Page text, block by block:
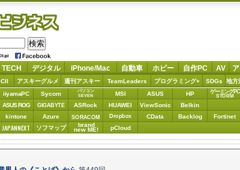
ネス
TECH デジタル iPhone/Mac 自動車 ホビー 自作PC AV
アスキーグルメ 週刊アスキー TeamLeaders プログラミング+ SDGs 地方
iiyamaPC Sycom
パソコン
SEVEN
MSI ASUS HP ゲーミングPC
STORM
ASUS ROG GIGABYTE ASRock HUAWEI ViewSonic Belkin
kintone Azure SORACOM Dropbox CData Backlog Fortinet
JAPANNEXT ソフマップ brand
new ME! pCloud